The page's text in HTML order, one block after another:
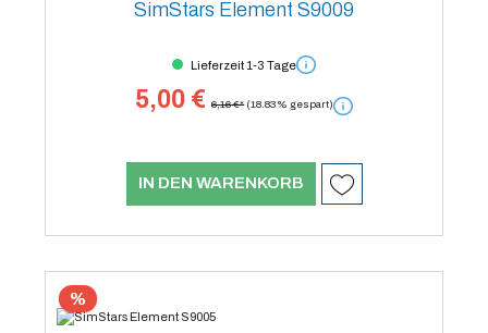
SimStars Element S9009
Lieferzeit 1-3 Tage
5,00 € 6,16 €* (18.83% gespart)
IN DEN WARENKORB
%